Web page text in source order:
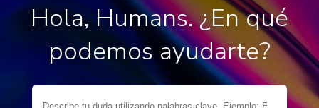
Hola, Humans. ¿En qué
podemos ayudarte?